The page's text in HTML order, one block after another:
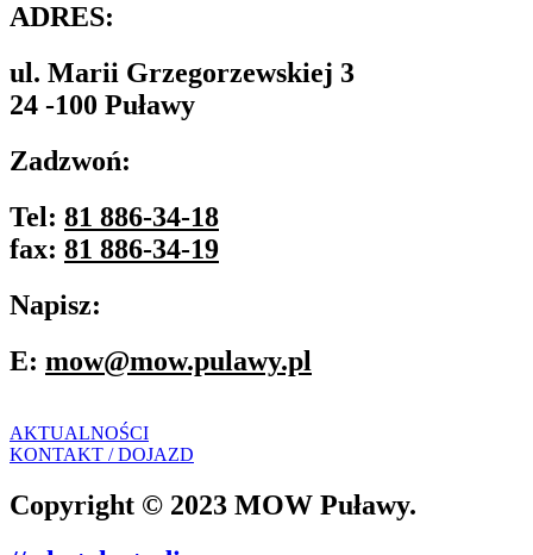
ADRES:
ul. Marii Grzegorzewskiej 3
24 -100 Puławy
Zadzwoń:
Tel: 81 886-34-18
fax: 81 886-34-19
Napisz:
E: mow@mow.pulawy.pl
AKTUALNOŚCI
KONTAKT / DOJAZD
Copyright © 2023 MOW Puławy.